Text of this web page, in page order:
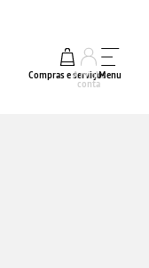
Compras e serviços
A minha
conta
Menu